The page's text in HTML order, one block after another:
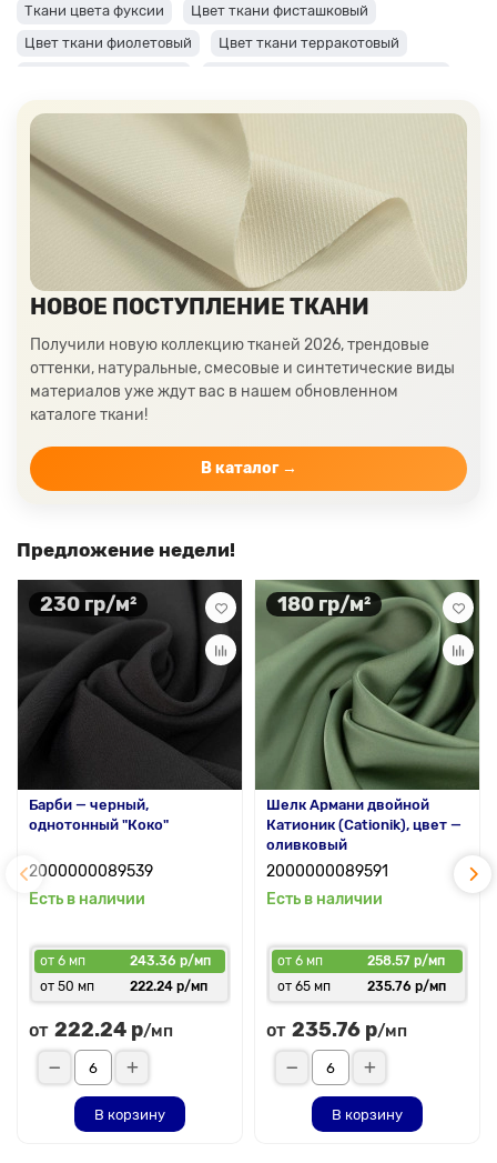
Ткани цвета фуксии
Цвет ткани фисташковый
Цвет ткани фиолетовый
Цвет ткани терракотовый
Цвет ткани салатовый
Цвет ткани розовый
Ткани цвета пудра
Ткани персикового цвета
Ткани оранжевого цвета
Ткани оливкового цвета
Цвет ткани мятный
Ткани цвета айвори, молочные оттенки
Ткани лимонного цвета
Ткани красного цвета разных оттенков
Изумрудный цвет ткани
Ткани зеленого цвета
Ткани желтого цвета
Ткани цвета индиго
Цвет ткани бежевый
НОВОЕ ПОСТУПЛЕНИЕ ТКАНИ
Получили новую коллекцию тканей 2026, трендовые
оттенки, натуральные, смесовые и синтетические виды
материалов уже ждут вас в нашем обновленном
каталоге ткани!
В каталог →
Предложение недели!
230 гр/м²
Барби — черный,
однотонный "Коко"
2000000089539
Есть в наличии
от 6 мп
243.36 р/мп
от 50 мп
222.24 р/мп
от 222.24 р/мп
В корзину
180 гр/м²
Шелк Армани двойной
Катионик (Cationik), цвет —
оливковый
2000000089591
Есть в наличии
от 6 мп
258.57 р/мп
от 65 мп
235.76 р/мп
от 235.76 р/мп
В корзину